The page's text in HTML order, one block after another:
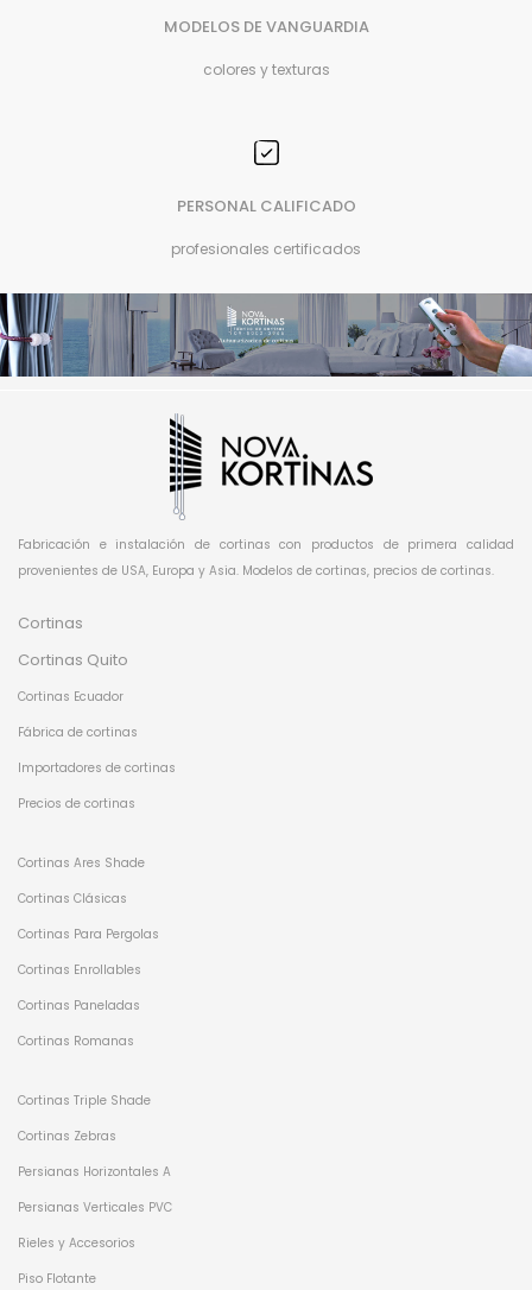
MODELOS DE VANGUARDIA
colores y texturas
PERSONAL CALIFICADO
profesionales certificados
Fabricación e instalación de cortinas con productos de primera calidad
provenientes de USA, Europa y Asia. Modelos de cortinas, precios de cortinas.
Cortinas
Cortinas Quito
Cortinas Ecuador
Fábrica de cortinas
Importadores de cortinas
Precios de cortinas
Cortinas Ares Shade
Cortinas Clásicas
Cortinas Para Pergolas
Cortinas Enrollables
Cortinas Paneladas
Cortinas Romanas
Cortinas Triple Shade
Cortinas Zebras
Persianas Horizontales A
Persianas Verticales PVC
Rieles y Accesorios
Piso Flotante